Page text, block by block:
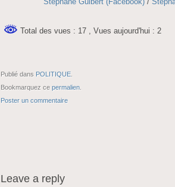
Total des vues : 17 , Vues aujourd'hui : 2
Publié dans POLITIQUE
Bookmarquez ce permalien
Poster un commentaire
Leave a reply